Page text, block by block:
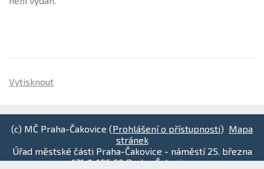
Vytisknout
(c) MČ Praha-Čakovice (Prohlášení o přístupnosti) Mapa
stránek
Úřad městské části Praha-Čakovice - náměstí 25. března
121/1, 196 00 Praha-Čakovice